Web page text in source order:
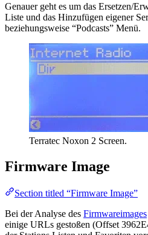
Genauer geht es um das Ersetzen/
Liste und das Hinzufügen eigener
beziehungsweise “Podcasts” Menü.
Terratec Noxon 2 Screen.
Firmware Image
Section titled “Firmware Image”
Bei der Analyse des Firmwareimages
einige URLs gestoßen (Offset